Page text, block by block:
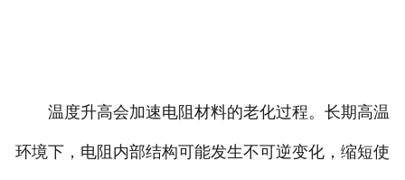
温度升高会加速电阻材料的老化过程。长期高温
环境下，电阻内部结构可能发生不可逆变化，缩短使